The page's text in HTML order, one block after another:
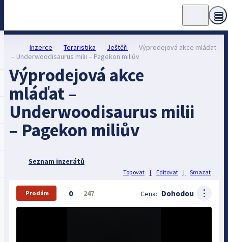
Inzerce Teraristika Ještěři
Výprodejová akce mláďat
– Underwoodisaurus milii – Pagekon miliův
Výprodejová akce
mláďat –
Underwoodisaurus milii
– Pagekon miliův
Seznam inzerátů
Topovat | Editovat | Smazat
Prodám 0 247 Cena: Dohodou ⋮